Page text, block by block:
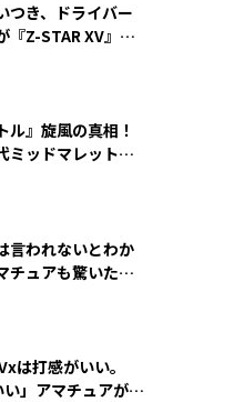
つき、ドライバー
『Z-STAR XV』を
ル』旋風の真相！
ミッドマレットが
言われないとわか
チュアも驚いた
は打感がいい。
」アマチュアが選